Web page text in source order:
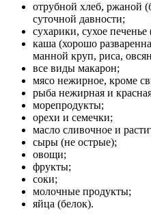
отрубной хлеб, ржаной
суточной давности;
сухарики, сухое
каша (хорошо
манной круп, риса,
все виды макарон;
мясо нежирное, кроме
рыба нежирная и
морепродукты;
орехи и семечки;
масло сливочное и
сыры (не острые);
овощи;
фрукты;
соки;
молочные продукты;
яйца (белок).